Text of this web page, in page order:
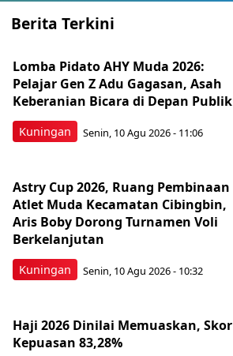
Berita Terkini
Kuningan
Lomba Pidato AHY Muda 2026:
Pelajar Gen Z Adu Gagasan, Asah
Keberanian Bicara di Depan Publik
Senin, 10 Agu 2026 - 11:06
Kuningan
Astry Cup 2026, Ruang Pembinaan
Atlet Muda Kecamatan Cibingbin,
Aris Boby Dorong Turnamen Voli
Berkelanjutan
Senin, 10 Agu 2026 - 10:32
Haji 2026 Dinilai Memuaskan, Skor
Kepuasan 83,28%